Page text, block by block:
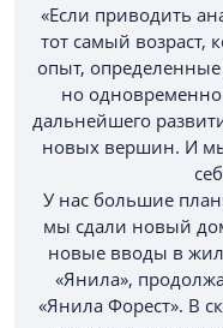
«Если приводить
тот самый возраст,
опыт,
но
дальнейшего
новых вершин. И
У нас большие
мы сдали новый
новые вводы в
«Янила»,
«Янила Форест». В